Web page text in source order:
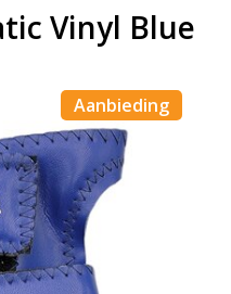
Vinyl Blue
Aanbieding